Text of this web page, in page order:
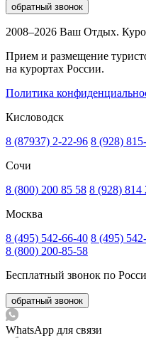
обратный звонок
2008–2026 Ваш Отдых.
Прием и размещение
на курортах России.
Политика
Кисловодск
8 (87937) 2-22-96 8 (928)
Сочи
8 (800) 200 85 58 8 (928) 814
Москва
8 (495) 542-66-40 8 (495)
8 (800) 200-85-58
Бесплатный звонок по
обратный звонок
WhatsApp для связи